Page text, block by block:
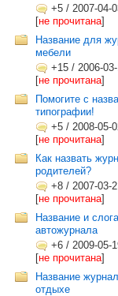
+5 / 2007-04-
[не прочитана]
Название для
мебели
+15 / 2006-
[не прочитана]
Помогите с
типографии!
+5 / 2008-05-
[не прочитана]
Как назвать
родителей?
+8 / 2007-03-
[не прочитана]
Название и
автожурнала
+6 / 2009-05-
[не прочитана]
Название
отдыхе